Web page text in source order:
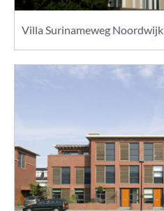
Villa Surinameweg Noordwijk